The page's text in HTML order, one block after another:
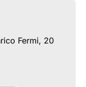
Fermi, 20